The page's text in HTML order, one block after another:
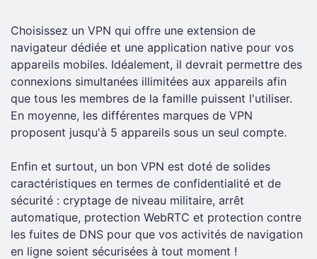
Choisissez un VPN qui offre une extension de
navigateur dédiée et une application native pour vos
appareils mobiles. Idéalement, il devrait permettre des
connexions simultanées illimitées aux appareils afin
que tous les membres de la famille puissent l'utiliser.
En moyenne, les différentes marques de VPN
proposent jusqu'à 5 appareils sous un seul compte.
Enfin et surtout, un bon VPN est doté de solides
caractéristiques en termes de confidentialité et de
sécurité : cryptage de niveau militaire, arrêt
automatique, protection WebRTC et protection contre
les fuites de DNS pour que vos activités de navigation
en ligne soient sécurisées à tout moment !